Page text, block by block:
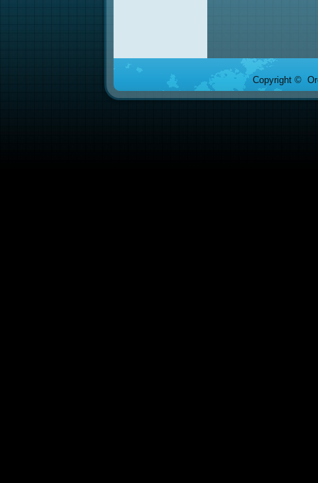
Copyright ©